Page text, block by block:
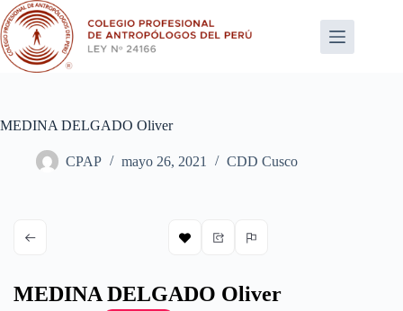
Saltar
al
contenido
MEDINA DELGADO Oliver
CPAP mayo 26, 2021 CDD Cusco
MEDINA DELGADO Oliver